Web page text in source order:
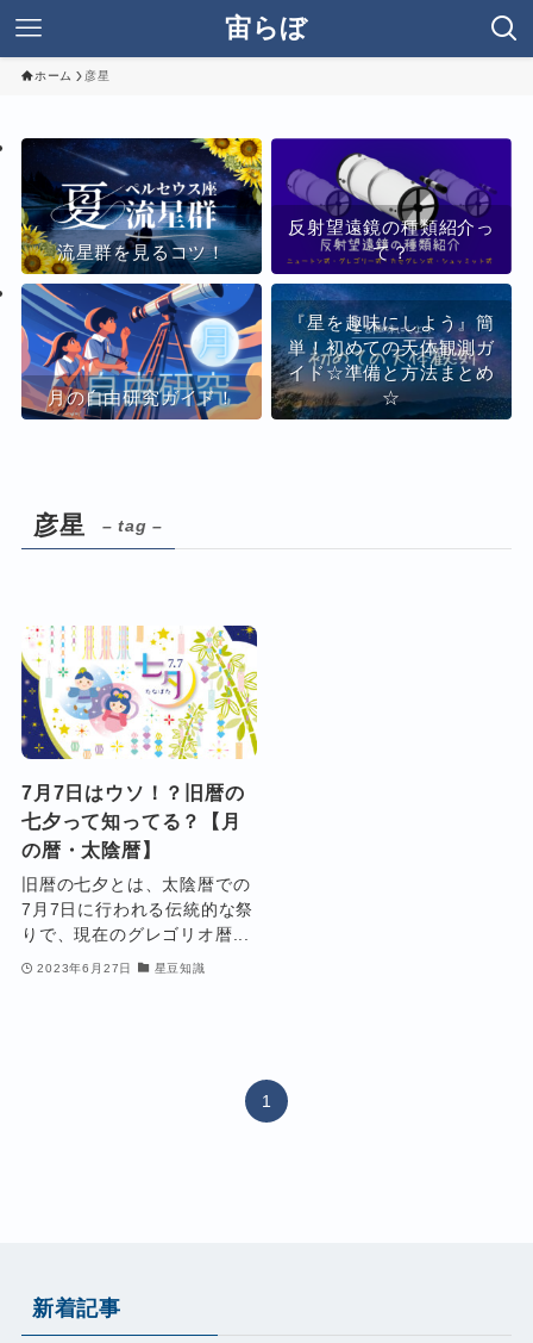
宙らぼ
ホーム 彦星
流星群を見るコツ！
反射望遠鏡の種類紹介っ
て？
月の自由研究ガイド！
『星を趣味にしよう』簡
単！初めての天体観測ガ
イド☆準備と方法まとめ
☆
彦星 – tag –
7月7日はウソ！？旧暦の
七夕って知ってる？【月
の暦・太陰暦】
旧暦の七夕とは、太陰暦での
7月7日に行われる伝統的な祭
りで、現在のグレゴリオ暦...
2023年6月27日 星豆知識
1
新着記事